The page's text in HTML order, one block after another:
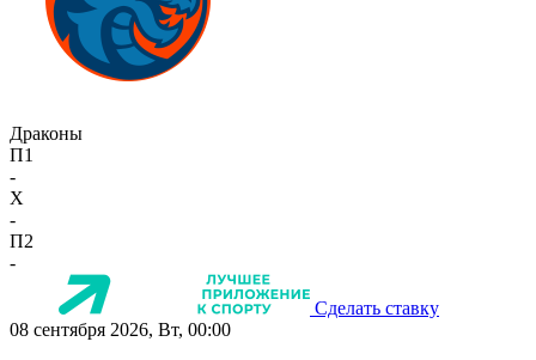
Драконы
П1
-
X
-
П2
-
Сделать ставку
08 сентября 2026, Вт, 00:00